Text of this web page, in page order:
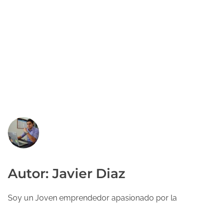
Autor: Javier Diaz
Soy un Joven emprendedor apasionado por la